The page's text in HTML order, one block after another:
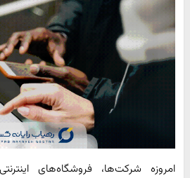
امروزه شرکت‌ها، فروشگاه‌های